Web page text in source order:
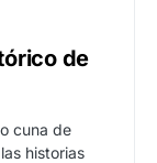
de
cuna de
historias